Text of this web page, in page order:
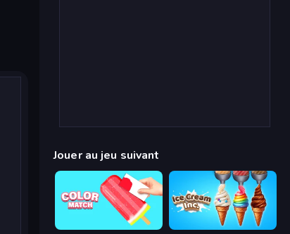
Jouer au jeu suivant
Ice Cream Inc.